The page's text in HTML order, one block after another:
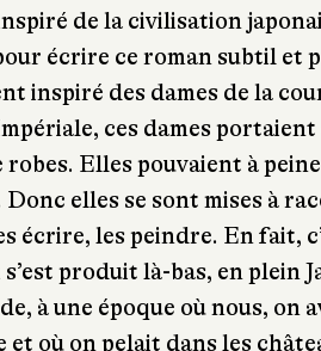
de la civilisation
écrire ce roman subtil et
inspiré des dames de la
ces dames
robes. Elles pouvaient à
Donc elles se sont mises à
écrire, les peindre. En fait,
produit là-bas, en plein
à une époque où nous, on
et où on pelait dans les